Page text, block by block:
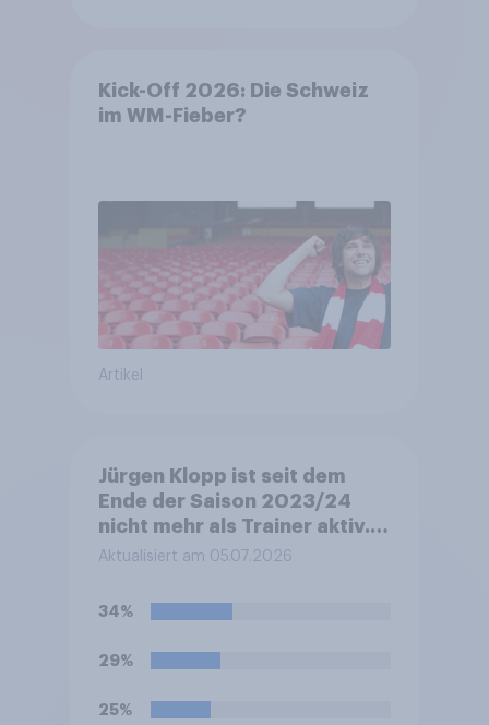
Kick-Off 2026: Die Schweiz
im WM-Fieber?​
Artikel
Jürgen Klopp ist seit dem
Ende der Saison 2023/24
nicht mehr als Trainer aktiv.
Seit dem 1. Januar 2025 ist er
Red Bull aktiv. Während der
FIFA-Weltmeisterschaft
2026 tritt er zudem als
Aktuell ist Jürgen Klopp im
Aktualisiert am 05.07.2026
34%
29%
25%